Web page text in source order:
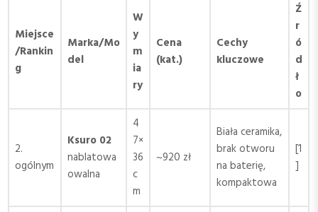
Miejsce
/Rankin
g
Marka/Mo
del
W
y
m
ia
ry
Cena
(kat.)
Cechy
kluczowe
Ź
r
ó
d
ł
o
2.
ogólnym
Ksuro 02
nablatowa
owalna
4
7×
36
c
m
~920 zł
Biała ceramika,
brak otworu
na baterię,
kompaktowa
[1
]